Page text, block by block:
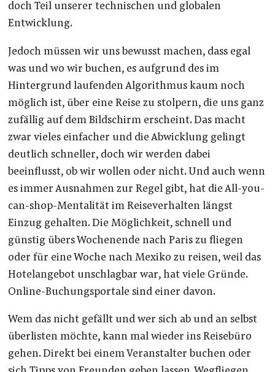
doch Teil unserer technischen und globalen
Entwicklung.
Jedoch müssen wir uns bewusst machen, dass egal
was und wo wir buchen, es aufgrund des im
Hintergrund laufenden Algorithmus kaum noch
möglich ist, über eine Reise zu stolpern, die uns ganz
zufällig auf dem Bildschirm erscheint. Das macht
zwar vieles einfacher und die Abwicklung gelingt
deutlich schneller, doch wir werden dabei
beeinflusst, ob wir wollen oder nicht. Und auch wenn
es immer Ausnahmen zur Regel gibt, hat die All-you-
can-shop-Mentalität im Reiseverhalten längst
Einzug gehalten. Die Möglichkeit, schnell und
günstig übers Wochenende nach Paris zu fliegen
oder für eine Woche nach Mexiko zu reisen, weil das
Hotelangebot unschlagbar war, hat viele Gründe.
Online-Buchungsportale sind einer davon.
Wem das nicht gefällt und wer sich ab und an selbst
überlisten möchte, kann mal wieder ins Reisebüro
gehen. Direkt bei einem Veranstalter buchen oder